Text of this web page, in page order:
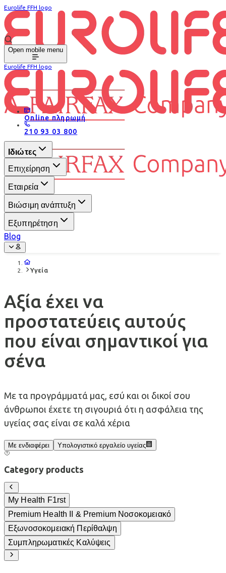
Eurolife FFH logo
Open mobile menu
Eurolife FFH logo
Online πληρωμή
210 93 03 800
Ιδιώτες
Επιχείρηση
Εταιρεία
Βιώσιμη ανάπτυξη
Εξυπηρέτηση
Blog
Υγεία
Αξία έχει να
προστατεύεις αυτούς
που είναι σημαντικοί για
σένα
Με τα προγράμματά μας, εσύ και οι δικοί σου
άνθρωποι έχετε τη σιγουριά ότι η ασφάλεια της
υγείας σας είναι σε καλά χέρια
Με ενδιαφέρει Υπολογιστικό εργαλείο υγείας
Category products
My Health F1rst
Premium Health ΙΙ & Premium Νοσοκομειακό
Εξωνοσοκομειακή Περίθαλψη
Συμπληρωματικές Καλύψεις